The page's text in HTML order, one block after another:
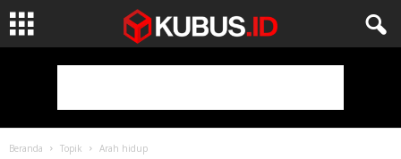
Beranda Topik Arah hidup